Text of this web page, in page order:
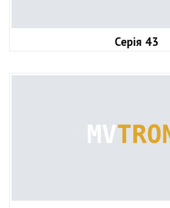
Серія 43